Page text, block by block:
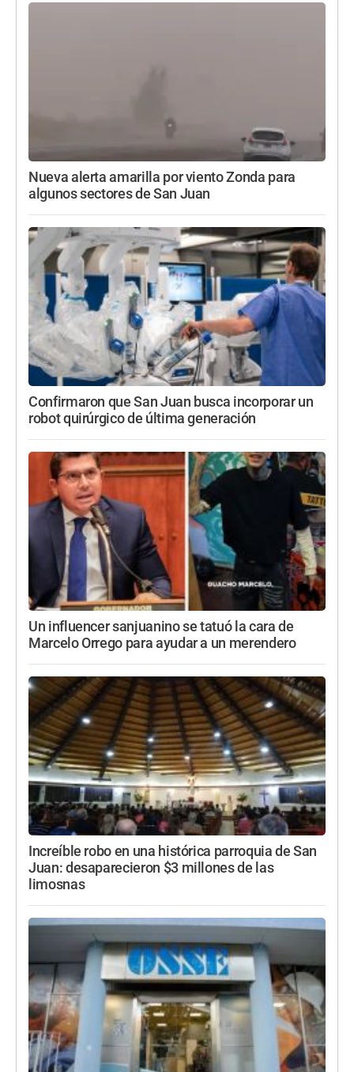
Nueva alerta amarilla por viento Zonda para
algunos sectores de San Juan
Confirmaron que San Juan busca incorporar un
robot quirúrgico de última generación
Un influencer sanjuanino se tatuó la cara de
Marcelo Orrego para ayudar a un merendero
Increíble robo en una histórica parroquia de San
Juan: desaparecieron $3 millones de las
limosnas